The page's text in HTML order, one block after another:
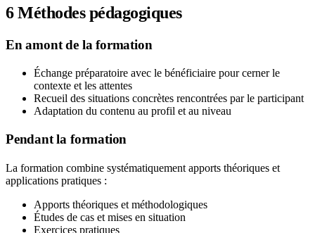
6Méthodes pédagogiques
En amont de la formation
Échange préparatoire avec le bénéficiaire pour cerner le
contexte et les attentes
Recueil des situations concrètes rencontrées par le participant
Adaptation du contenu au profil et au niveau
Pendant la formation
La formation combine systématiquement apports théoriques et
applications pratiques :
Apports théoriques et méthodologiques
Études de cas et mises en situation
Exercices pratiques